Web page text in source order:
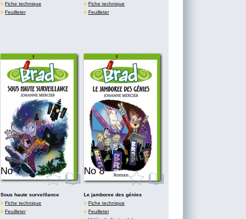
Fiche technique
Feuilleter
Fiche technique
Feuilleter
No 7
Sous haute surveillance
Fiche technique
Feuilleter
No 8
Le jamboree des génies
Fiche technique
Feuilleter